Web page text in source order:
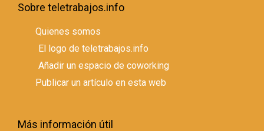
Sobre teletrabajos.info
Quienes somos
El logo de teletrabajos.info
Añadir un espacio de coworking
Publicar un artículo en esta web
Más información útil